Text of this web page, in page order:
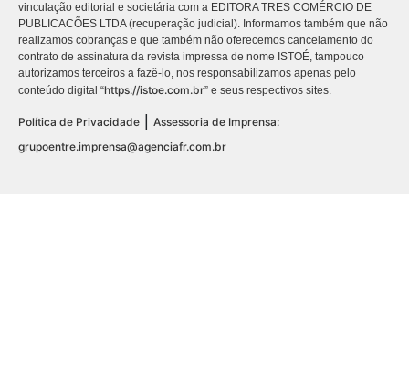
vinculação editorial e societária com a EDITORA TRES COMÉRCIO DE
PUBLICACÕES LTDA (recuperação judicial). Informamos também que não
realizamos cobranças e que também não oferecemos cancelamento do
contrato de assinatura da revista impressa de nome ISTOÉ, tampouco
autorizamos terceiros a fazê-lo, nos responsabilizamos apenas pelo
conteúdo digital “https://istoe.com.br” e seus respectivos sites.
Política de Privacidade
Assessoria de Imprensa:
grupoentre.imprensa@agenciafr.com.br